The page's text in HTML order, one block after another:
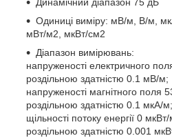
Одиниці виміру: мВ/м, В/м,
мВт/м2, мкВт/см2
Діапазон вимірювань:
напруженості електричного
роздільною здатністю 0.1 мВ/м;
напруженості магнітного
роздільною здатністю 0.1 мкА/м;
щільності потоку енергії 0
роздільною здатністю 0.001